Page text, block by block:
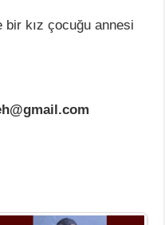
kız çocuğu annesi